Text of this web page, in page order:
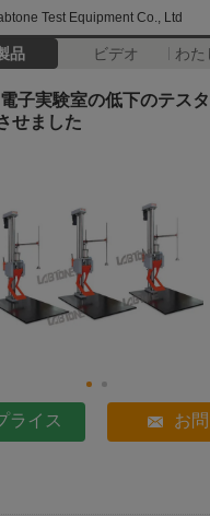
Test Equipment Co., Ltd
品 ビデオ わた
子実験室の低下のテス
せました
ライス お